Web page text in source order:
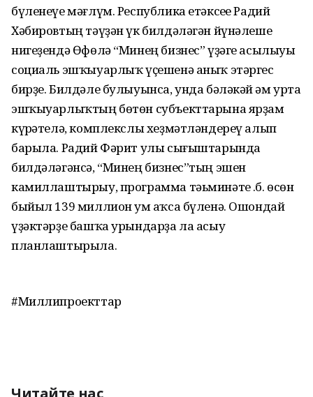
бүленеүе мәғлүм. Республика етәксеһе Радий
Хәбировтың тәүҙән үк билдәләгән йүнәлеше
нигеҙендә Өфөлә “Минең бизнес” үҙәге асылыуы
социаль эшҡыуарлыҡ үҫешенә аныҡ этәргес
бирҙе. Билдәле булыуынса, унда бәләкәй һәм урта
эшҡыуарлыҡтың бөтөн субъекттарына ярҙам
күрһәтелә, комплекслы хеҙмәтләндереү алып
барыла. Радий Фәрит улы сығыштарында
билдәләгәнсә, “Минең бизнес”тың эшен
камиллаштырыу, программа тәьминәте һ.б. өсөн
быйыл 139 миллион һум аҡса бүленә. Ошондай
үҙәктәрҙе башҡа урындарҙа ла асыу
планлаштырыла.
#Миллипроекттар
Читайте нас